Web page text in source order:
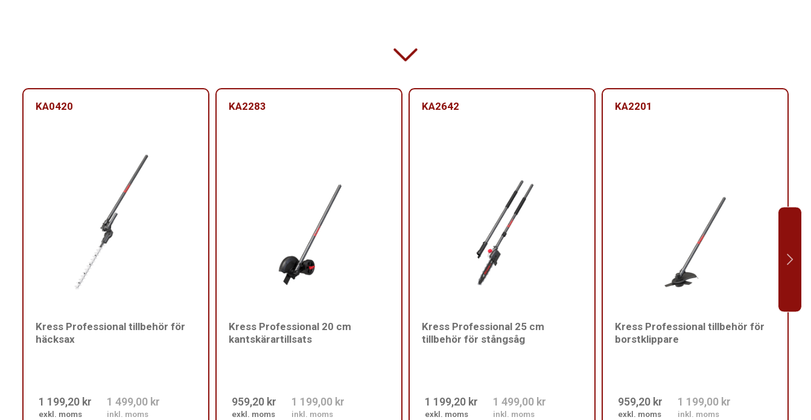
KA0420
Kress Professional tillbehör för
häcksax
1 199,20 kr
exkl. moms
1 499,00 kr
inkl. moms
KA2283
Kress Professional 20 cm
kantskärartillsats
959,20 kr
exkl. moms
1 199,00 kr
inkl. moms
KA2642
Kress Professional 25 cm
tillbehör för stångsåg
1 199,20 kr
exkl. moms
1 499,00 kr
inkl. moms
KA2201
Kress Professional tillbehör för
borstklippare
959,20 kr
exkl. moms
1 199,00 kr
inkl. moms